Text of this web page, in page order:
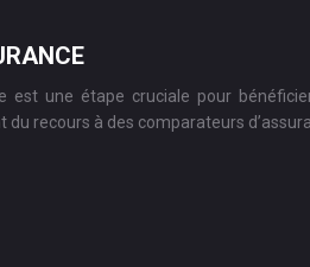
est une étape cruciale pour
recours à des comparateurs